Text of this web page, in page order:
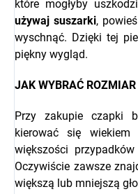
które mogłyby
używaj suszarki,
wyschnąć. Dzięki tej
piękny wygląd.
JAK WYBRAĆ
Przy zakupie czapki
kierować się
większości
Oczywiście zawsze
większą lub mniejszą